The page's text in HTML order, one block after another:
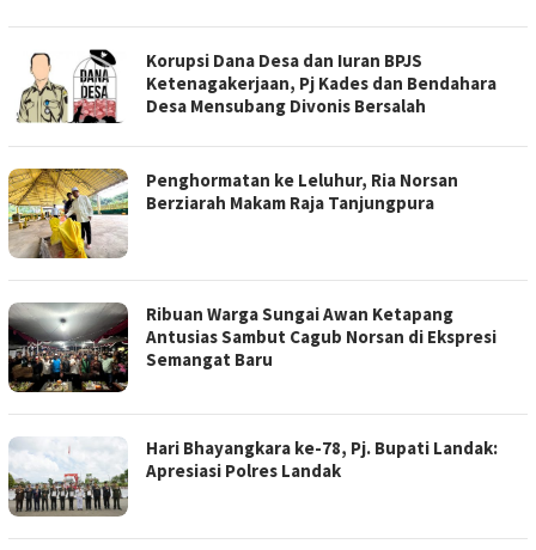
Korupsi Dana Desa dan Iuran BPJS
Ketenagakerjaan, Pj Kades dan Bendahara
Desa Mensubang Divonis Bersalah
Penghormatan ke Leluhur, Ria Norsan
Berziarah Makam Raja Tanjungpura
Ribuan Warga Sungai Awan Ketapang
Antusias Sambut Cagub Norsan di Ekspresi
Semangat Baru
Hari Bhayangkara ke-78, Pj. Bupati Landak:
Apresiasi Polres Landak